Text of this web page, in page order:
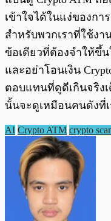
เข้าใจได้ในแง่ของก
สำหรับพวกเราที่ใช้งา
ข้อเดียวที่ต้องจำให้ขึ้
และอย่าโอนเงิน
ตอบแทนที่ดูดีเกินจริง
นั้นจะดูเหมือนคนดังที่
AI Crypto ATM crypto